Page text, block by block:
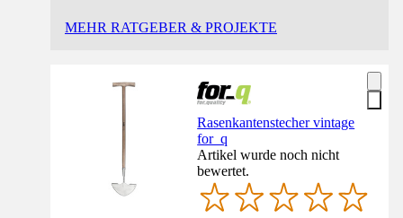
MEHR RATGEBER & PROJEKTE
Rasenkantenstecher vintage
for_q
Artikel wurde noch nicht
bewertet.